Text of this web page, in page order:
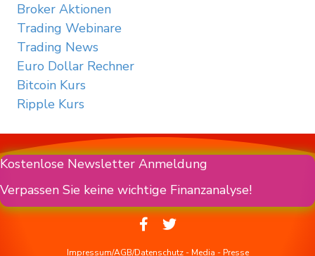
Broker Aktionen
Trading Webinare
Trading News
Euro Dollar Rechner
Bitcoin Kurs
Ripple Kurs
Kostenlose Newsletter Anmeldung
Verpassen Sie keine wichtige Finanzanalyse!
Impressum/AGB/Datenschutz- Media - Presse